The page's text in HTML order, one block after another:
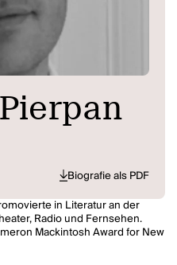
Biografie als PDF
in Literatur an der
Radio und Fernsehen.
Mackintosh Award for New